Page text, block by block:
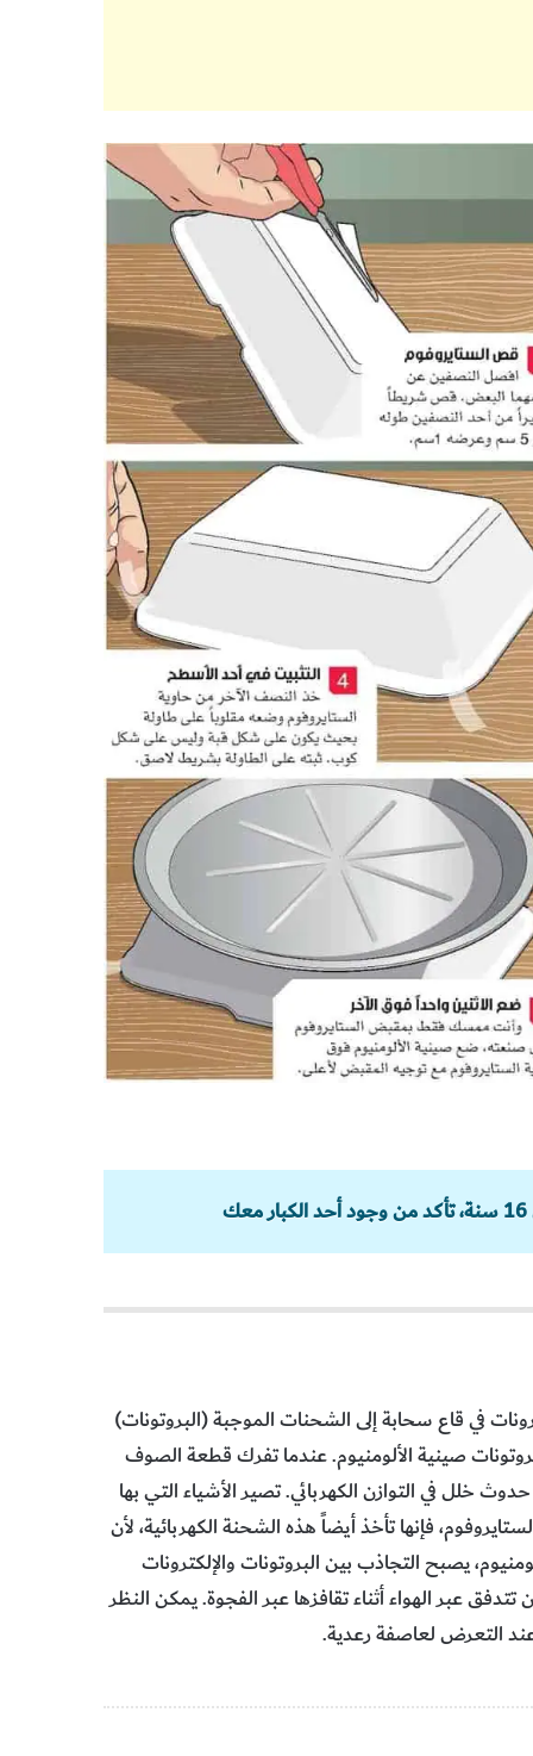
تحدث‭ ‬الصواعق‭ ‬عندما‭ ‬تنجذب‭ ‬الشحنات‭ ‬الكهربائية‭ ‬السالبة‭ (‬الإلكترونات‭ ‬في‭ ‬قاع‭ ‬سحابة‭ ‬إلى‭ ‬الشحنات‭ ‬الموجبة (‬البروتونات)